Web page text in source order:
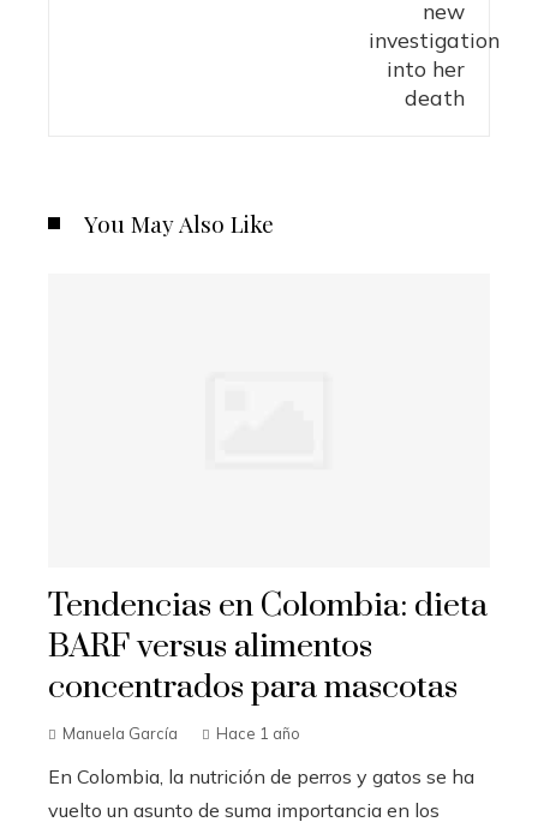
You May Also Like
Tendencias en Colombia: dieta
BARF versus alimentos
concentrados para mascotas
Manuela García Hace 1 año
En Colombia, la nutrición de perros y gatos se ha
vuelto un asunto de suma importancia en los